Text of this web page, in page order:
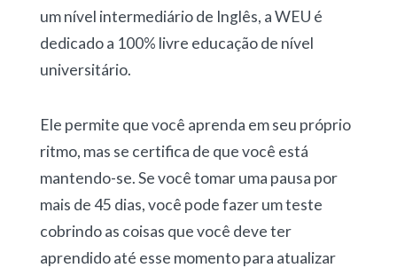
um nível intermediário de Inglês, a WEU é
dedicado a 100% livre educação de nível
universitário.
Ele permite que você aprenda em seu próprio
ritmo, mas se certifica de que você está
mantendo-se. Se você tomar uma pausa por
mais de 45 dias, você pode fazer um teste
cobrindo as coisas que você deve ter
aprendido até esse momento para atualizar